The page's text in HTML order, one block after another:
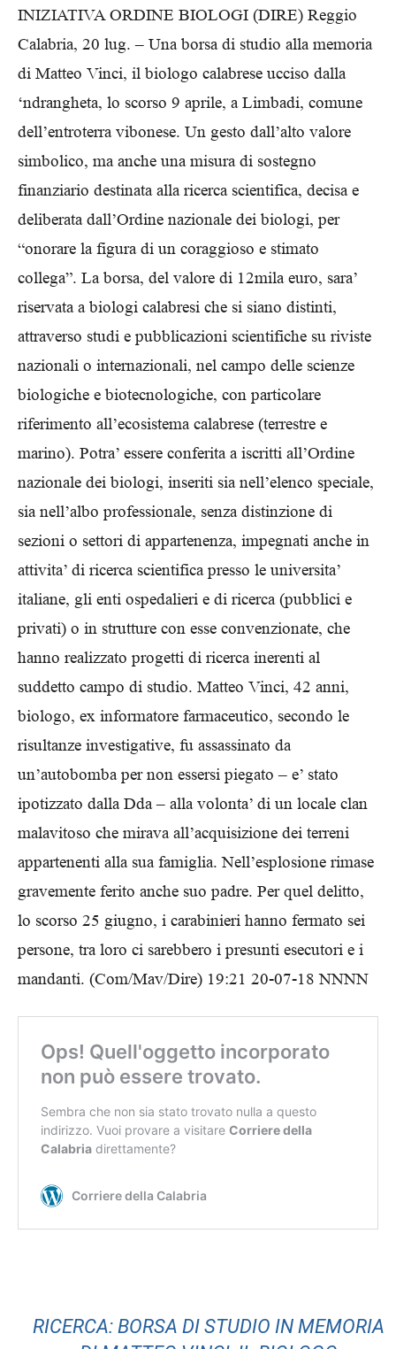
INIZIATIVA ORDINE BIOLOGI (DIRE) Reggio
Calabria, 20 lug. – Una borsa di studio alla memoria
di Matteo Vinci, il biologo calabrese ucciso dalla
‘ndrangheta, lo scorso 9 aprile, a Limbadi, comune
dell’entroterra vibonese. Un gesto dall’alto valore
simbolico, ma anche una misura di sostegno
finanziario destinata alla ricerca scientifica, decisa e
deliberata dall’Ordine nazionale dei biologi, per
“onorare la figura di un coraggioso e stimato
collega”. La borsa, del valore di 12mila euro, sara’
riservata a biologi calabresi che si siano distinti,
attraverso studi e pubblicazioni scientifiche su riviste
nazionali o internazionali, nel campo delle scienze
biologiche e biotecnologiche, con particolare
riferimento all’ecosistema calabrese (terrestre e
marino). Potra’ essere conferita a iscritti all’Ordine
nazionale dei biologi, inseriti sia nell’elenco speciale,
sia nell’albo professionale, senza distinzione di
sezioni o settori di appartenenza, impegnati anche in
attivita’ di ricerca scientifica presso le universita’
italiane, gli enti ospedalieri e di ricerca (pubblici e
privati) o in strutture con esse convenzionate, che
hanno realizzato progetti di ricerca inerenti al
suddetto campo di studio. Matteo Vinci, 42 anni,
biologo, ex informatore farmaceutico, secondo le
risultanze investigative, fu assassinato da
un’autobomba per non essersi piegato – e’ stato
ipotizzato dalla Dda – alla volonta’ di un locale clan
malavitoso che mirava all’acquisizione dei terreni
appartenenti alla sua famiglia. Nell’esplosione rimase
gravemente ferito anche suo padre. Per quel delitto,
lo scorso 25 giugno, i carabinieri hanno fermato sei
persone, tra loro ci sarebbero i presunti esecutori e i
mandanti. (Com/Mav/Dire) 19:21 20-07-18 NNNN
RICERCA: BORSA DI STUDIO IN MEMORIA